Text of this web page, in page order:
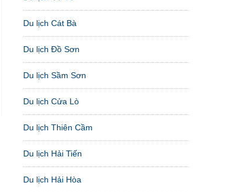
Du lịch Cát Bà
Du lịch Đồ Sơn
Du lịch Sầm Sơn
Du lịch Cửa Lò
Du lịch Thiên Cầm
Du lịch Hải Tiến
Du lịch Hải Hòa